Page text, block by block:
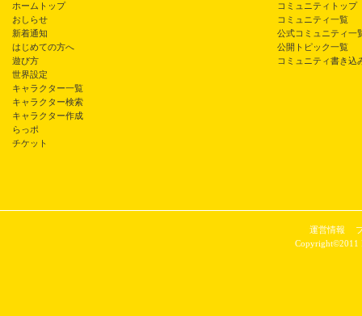
ホームトップ
おしらせ
新着通知
はじめての方へ
遊び方
世界設定
キャラクター一覧
キャラクター検索
キャラクター作成
らっポ
チケット
コミュニティトップ
コミュニティ一覧
公式コミュニティ一
公開トピック一覧
コミュニティ書き込
運営情報
Copyright©2011